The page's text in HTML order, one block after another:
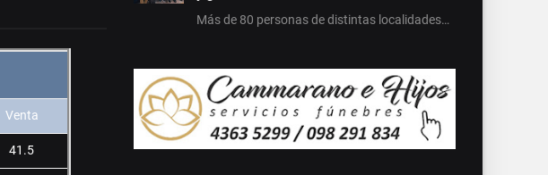
Venta
41.5
Más de 80 personas de distintas localidades…